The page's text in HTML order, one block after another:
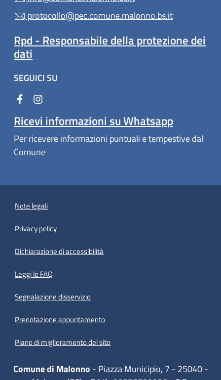
protocollo@pec.comune.malonno.bs.it
Rpd - Responsabile della protezione dei
dati
SEGUICI SU
Ricevi informazioni su Whatsapp
Per ricevere informazioni puntuali e tempestive dal
Comune
Note legali
Privacy policy
Dichiarazione di accessibilità
Leggi le FAQ
Segnalazione disservizio
Prenotazione appuntamento
Piano di miglioramento del sito
Comune di Malonno - Piazza Municipio, 7 - 25040 -